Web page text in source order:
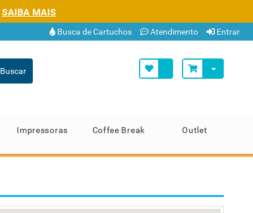
SAIBA MAIS
Busca de Cartuchos Atendimento Entrar
Buscar
Impressoras Coffee Break Outlet